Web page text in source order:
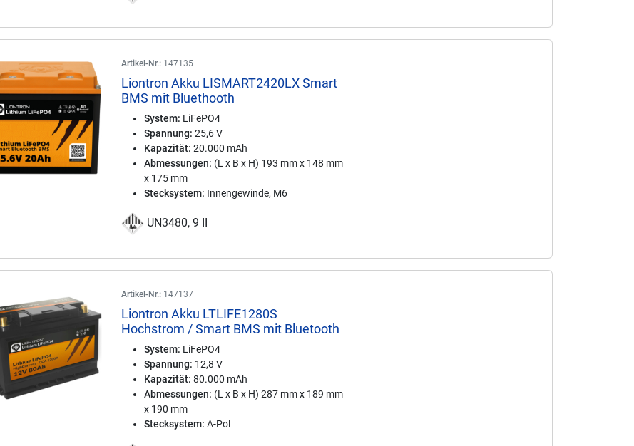
Artikel-Nr.: 147135
Liontron Akku LISMART2420LX Smart
BMS mit Bluethooth
System: LiFePO4
Spannung: 25,6 V
Kapazität: 20.000 mAh
Abmessungen: (L x B x H) 193 mm x 148 mm
x 175 mm
Stecksystem: Innengewinde, M6
UN3480, 9 II
Artikel-Nr.: 147137
Liontron Akku LTLIFE1280S
Hochstrom / Smart BMS mit Bluetooth
System: LiFePO4
Spannung: 12,8 V
Kapazität: 80.000 mAh
Abmessungen: (L x B x H) 287 mm x 189 mm
x 190 mm
Stecksystem: A-Pol